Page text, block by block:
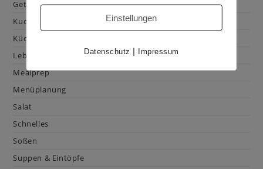
Getränke
Kuchen & Gebäck
Küchenhacks
Lebensmittelkunde
Mealprep
Menüplanung
Salat
Schnelles
Soßen
Suppen & Eintöpfe
Einstellungen
Datenschutz | Impressum